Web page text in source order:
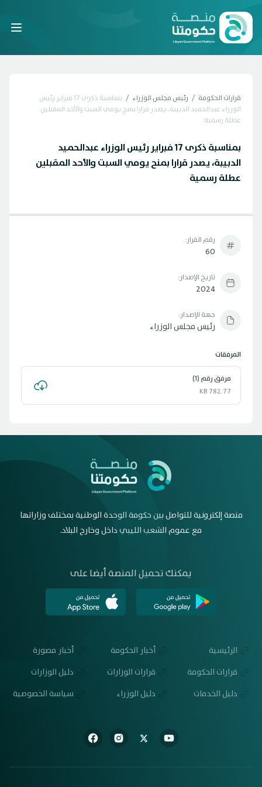
Laravel
قرارات الحكومة / رئيس مجلس الوزراء /
بمناسبة ذكرى 17 فبراير رئيس
الوزراء عبدالحميد الدبيبة، يصدر قرارا بمنح يومي السبت والأحد المقبلين
عطلة رسمية
بمناسبة ذكرى 17 فبراير رئيس الوزراء عبدالحميد
الدبيبة، يصدر قرارا بمنح يومي السبت والأحد المقبلين
عطلة رسمية
رقم القرار:
60
تاريخ الإصدار:
2024
جهة الإصدار:
رئيس مجلس الوزراء
المرفقات
مرفق رقم (1)
782.77 KB
منصة إلكترونية للتواصل بين حكومة الوحدة الوطنية بمختلف وزاراتها
مع عموم الشعب الليبي داخل وخارج البلاد.
الرئيسية أخبار الحكومة
أخبار مصورة
قرارات الحكومة
قرارات الوزارات
دليل الوزارات
دليل الخدمات
دليل الوزراء سياسة الخصوصية
يمكنك تحميل المنصة أيضا على